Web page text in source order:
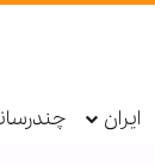
ایران